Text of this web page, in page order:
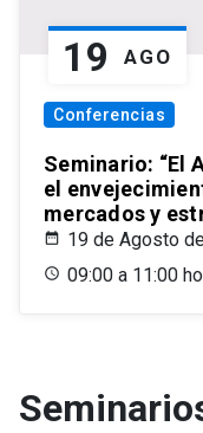
19 AGO
Conferencias
Seminario: “El
el
mercados y
19 de Agosto
09:00 a 11:00